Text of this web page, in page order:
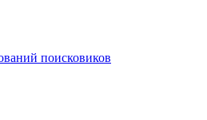
поисковиков